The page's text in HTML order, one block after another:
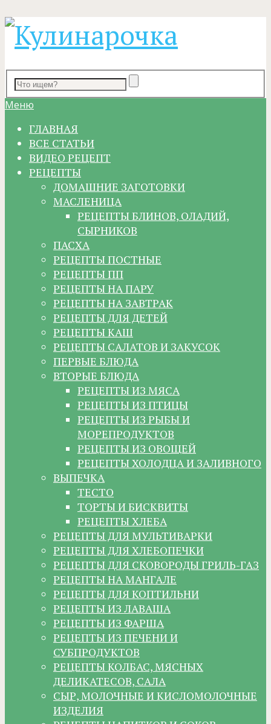
Меню
ГЛАВНАЯ
ВСЕ СТАТЬИ
ВИДЕО РЕЦЕПТ
РЕЦЕПТЫ
ДОМАШНИЕ ЗАГОТОВКИ
МАСЛЕНИЦА
РЕЦЕПТЫ БЛИНОВ, ОЛАДИЙ,
СЫРНИКОВ
ПАСХА
РЕЦЕПТЫ ПОСТНЫЕ
РЕЦЕПТЫ ПП
РЕЦЕПТЫ НА ПАРУ
РЕЦЕПТЫ НА ЗАВТРАК
РЕЦЕПТЫ ДЛЯ ДЕТЕЙ
РЕЦЕПТЫ КАШ
РЕЦЕПТЫ САЛАТОВ И ЗАКУСОК
ПЕРВЫЕ БЛЮДА
ВТОРЫЕ БЛЮДА
РЕЦЕПТЫ ИЗ МЯСА
РЕЦЕПТЫ ИЗ ПТИЦЫ
РЕЦЕПТЫ ИЗ РЫБЫ И
МОРЕПРОДУКТОВ
РЕЦЕПТЫ ИЗ ОВОЩЕЙ
РЕЦЕПТЫ ХОЛОДЦА И ЗАЛИВНОГО
ВЫПЕЧКА
ТЕСТО
ТОРТЫ И БИСКВИТЫ
РЕЦЕПТЫ ХЛЕБА
РЕЦЕПТЫ ДЛЯ МУЛЬТИВАРКИ
РЕЦЕПТЫ ДЛЯ ХЛЕБОПЕЧКИ
РЕЦЕПТЫ ДЛЯ СКОВОРОДЫ ГРИЛЬ-ГАЗ
РЕЦЕПТЫ НА МАНГАЛЕ
РЕЦЕПТЫ ДЛЯ КОПТИЛЬНИ
РЕЦЕПТЫ ИЗ ЛАВАША
РЕЦЕПТЫ ИЗ ФАРША
РЕЦЕПТЫ ИЗ ПЕЧЕНИ И
СУБПРОДУКТОВ
РЕЦЕПТЫ КОЛБАС, МЯСНЫХ
ДЕЛИКАТЕСОВ, САЛА
СЫР, МОЛОЧНЫЕ И КИСЛОМОЛОЧНЫЕ
ИЗДЕЛИЯ